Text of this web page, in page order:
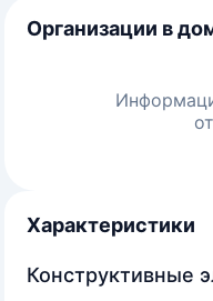
Организации в
Характеристики
Конструктивные